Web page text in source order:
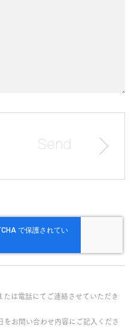
は電話にてご連絡させていただき
お問い合わせ内容にご記入くださ